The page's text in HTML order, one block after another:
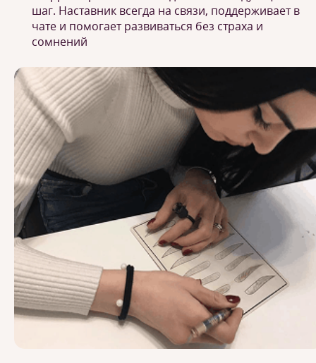
шаг. Наставник всегда на связи, поддерживает в
чате и помогает развиваться без страха и
сомнений